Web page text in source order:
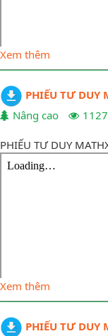
Xem thêm
PHIẾU TƯ DUY
Nâng cao
PHIẾU TƯ DUY
Xem thêm
PHIẾU TƯ DUY